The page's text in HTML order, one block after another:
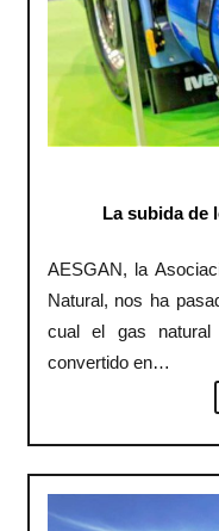
La subida de
AESGAN, la
Natural, nos ha
cual el gas
convertido en…